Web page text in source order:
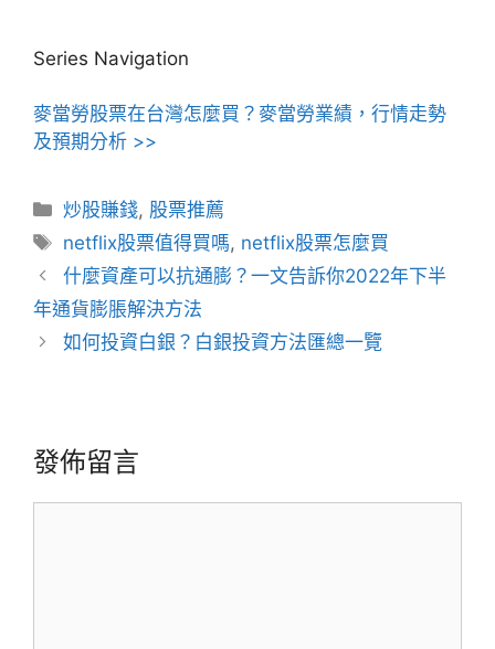
Series Navigation
麥當勞股票在台灣怎麼買？麥當勞業績，行情走勢
及預期分析 >>
分
類
炒股賺錢, 股票推薦
標
籤
netflix股票值得買嗎, netflix股票怎麼買
文
章
什麼資產可以抗通膨？一文告訴你2022年下半
年通貨膨脹解決方法
如何投資白銀？白銀投資方法匯總一覽
發佈留言